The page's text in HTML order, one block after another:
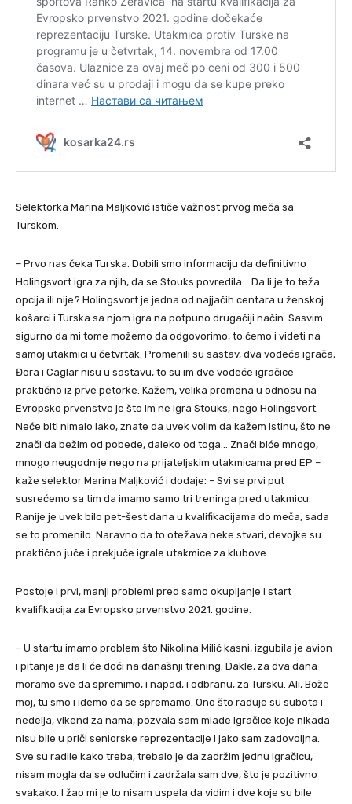
Selektorka Marina Maljković ističe važnost prvog meča sa
Turskom.
– Prvo nas čeka Turska. Dobili smo informaciju da definitivno
Holingsvort igra za njih, da se Stouks povredila… Da li je to teža
opcija ili nije? Holingsvort je jedna od najjačih centara u ženskoj
košarci i Turska sa njom igra na potpuno drugačiji način. Sasvim
sigurno da mi tome možemo da odgovorimo, to ćemo i videti na
samoj utakmici u četvrtak. Promenili su sastav, dva vodeća igrača,
Đora i Caglar nisu u sastavu, to su im dve vodeće igračice
praktično iz prve petorke. Kažem, velika promena u odnosu na
Evropsko prvenstvo je što im ne igra Stouks, nego Holingsvort.
Neće biti nimalo lako, znate da uvek volim da kažem istinu, što ne
znači da bežim od pobede, daleko od toga… Znači biće mnogo,
mnogo neugodnije nego na prijateljskim utakmicama pred EP –
kaže selektor Marina Maljković i dodaje: – Svi se prvi put
susrećemo sa tim da imamo samo tri treninga pred utakmicu.
Ranije je uvek bilo pet-šest dana u kvalifikacijama do meča, sada
se to promenilo. Naravno da to otežava neke stvari, devojke su
praktično juče i prekjuče igrale utakmice za klubove.
Postoje i prvi, manji problemi pred samo okupljanje i start
kvalifikacija za Evropsko prvenstvo 2021. godine.
– U startu imamo problem što Nikolina Milić kasni, izgubila je avion
i pitanje je da li će doći na današnji trening. Dakle, za dva dana
moramo sve da spremimo, i napad, i odbranu, za Tursku. Ali, Bože
moj, tu smo i idemo da se spremamo. Ono što raduje su subota i
nedelja, vikend za nama, pozvala sam mlade igračice koje nikada
nisu bile u priči seniorske reprezentacije i jako sam zadovoljna.
Sve su radile kako treba, trebalo je da zadržim jednu igračicu,
nisam mogla da se odlučim i zadržala sam dve, što je pozitivno
svakako. I žao mi je to nisam uspela da vidim i dve koje su bile